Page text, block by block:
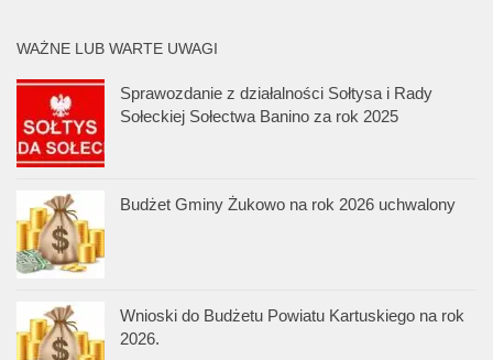
WAŻNE LUB WARTE UWAGI
Sprawozdanie z działalności Sołtysa i Rady
Sołeckiej Sołectwa Banino za rok 2025
Budżet Gminy Żukowo na rok 2026 uchwalony
Wnioski do Budżetu Powiatu Kartuskiego na rok
2026.